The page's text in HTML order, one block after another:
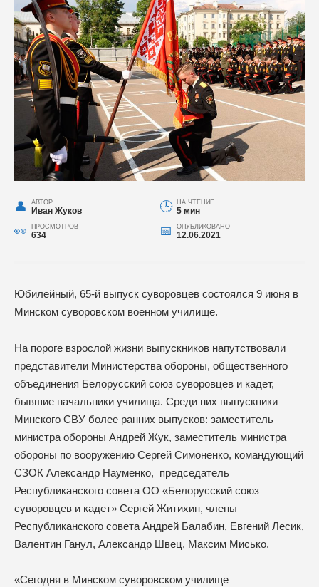
АВТОР
Иван Жуков
НА ЧТЕНИЕ
5 мин
ПРОСМОТРОВ
634
ОПУБЛИКОВАНО
12.06.2021
Юбилейный, 65-й выпуск суворовцев состоялся 9 июня в
Минском суворовском военном училище.
На пороге взрослой жизни выпускников напутствовали
представители Министерства обороны, общественного
объединения Белорусский союз суворовцев и кадет,
бывшие начальники училища. Среди них выпускники
Минского СВУ более ранних выпусков: заместитель
министра обороны Андрей Жук, заместитель министра
обороны по вооружению Сергей Симоненко, командующий
СЗОК Александр Науменко, председатель
Республиканского совета ОО «Белорусский союз
суворовцев и кадет» Сергей Житихин, члены
Республиканского совета Андрей Балабин, Евгений Лесик,
Валентин Ганул, Александр Швец, Максим Мисько.
«Сегодня в Минском суворовском училище